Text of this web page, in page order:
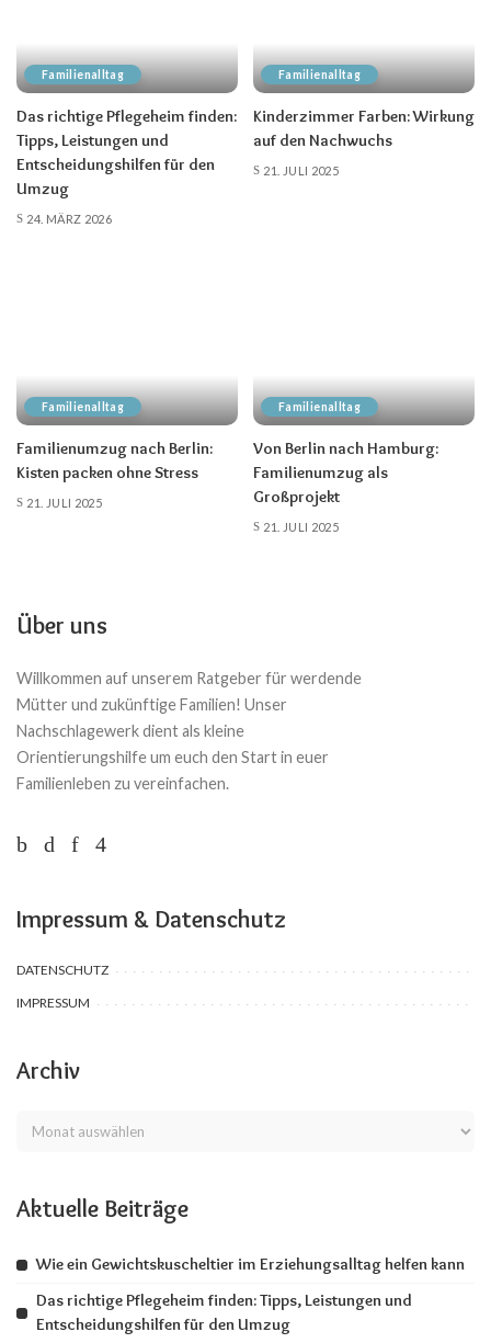
Familienalltag
Das richtige Pflegeheim finden:
Tipps, Leistungen und
Entscheidungshilfen für den
Umzug
24. MÄRZ 2026
Familienalltag
Kinderzimmer Farben: Wirkung
auf den Nachwuchs
21. JULI 2025
Familienalltag
Familienumzug nach Berlin:
Kisten packen ohne Stress
21. JULI 2025
Familienalltag
Von Berlin nach Hamburg:
Familienumzug als
Großprojekt
21. JULI 2025
Über uns
Willkommen auf unserem Ratgeber für werdende
Mütter und zukünftige Familien! Unser
Nachschlagewerk dient als kleine
Orientierungshilfe um euch den Start in euer
Familienleben zu vereinfachen.
Impressum & Datenschutz
DATENSCHUTZ
IMPRESSUM
Archiv
Aktuelle Beiträge
Wie ein Gewichtskuscheltier im Erziehungsalltag helfen kann
Das richtige Pflegeheim finden: Tipps, Leistungen und
Entscheidungshilfen für den Umzug